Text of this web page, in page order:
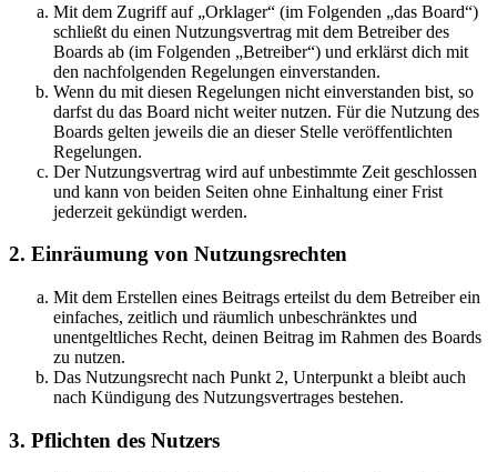
Mit dem Zugriff auf „Orklager“ (im Folgenden „das Board“)
schließt du einen Nutzungsvertrag mit dem Betreiber des
Boards ab (im Folgenden „Betreiber“) und erklärst dich mit
den nachfolgenden Regelungen einverstanden.
Wenn du mit diesen Regelungen nicht einverstanden bist, so
darfst du das Board nicht weiter nutzen. Für die Nutzung des
Boards gelten jeweils die an dieser Stelle veröffentlichten
Regelungen.
Der Nutzungsvertrag wird auf unbestimmte Zeit geschlossen
und kann von beiden Seiten ohne Einhaltung einer Frist
jederzeit gekündigt werden.
2. Einräumung von Nutzungsrechten
Mit dem Erstellen eines Beitrags erteilst du dem Betreiber ein
einfaches, zeitlich und räumlich unbeschränktes und
unentgeltliches Recht, deinen Beitrag im Rahmen des Boards
zu nutzen.
Das Nutzungsrecht nach Punkt 2, Unterpunkt a bleibt auch
nach Kündigung des Nutzungsvertrages bestehen.
3. Pflichten des Nutzers